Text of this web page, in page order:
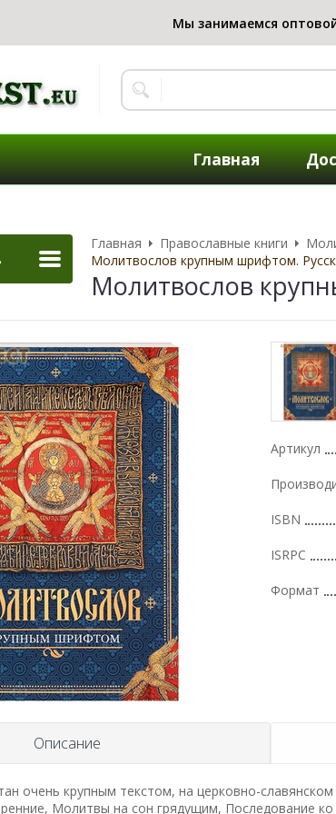
Главная
Главная Православные книги
Молитвослов крупным шрифтом.
Молитвослов
Артикул
ISBN
ISRPC
Формат
Описание
очень крупным текстом, на церковно-
Молитвы на сон грядущим, Последование